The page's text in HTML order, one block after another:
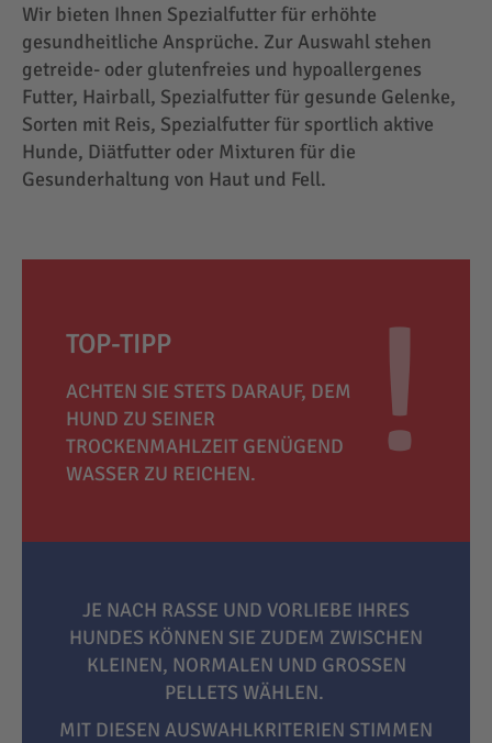
Wir bieten Ihnen Spezialfutter für erhöhte
gesundheitliche Ansprüche. Zur Auswahl stehen
getreide- oder glutenfreies und hypoallergenes
Futter, Hairball, Spezialfutter für gesunde Gelenke,
Sorten mit Reis, Spezialfutter für sportlich aktive
Hunde, Diätfutter oder Mixturen für die
Gesunderhaltung von Haut und Fell.
TOP-TIPP
ACHTEN SIE STETS DARAUF, DEM
HUND ZU SEINER
TROCKENMAHLZEIT GENÜGEND
WASSER ZU REICHEN.
JE NACH RASSE UND VORLIEBE IHRES
HUNDES KÖNNEN SIE ZUDEM ZWISCHEN
KLEINEN, NORMALEN UND GROSSEN P
ELLETS WÄHLEN.
MIT DIESEN AUSWAHLKRITERIEN STIMMEN